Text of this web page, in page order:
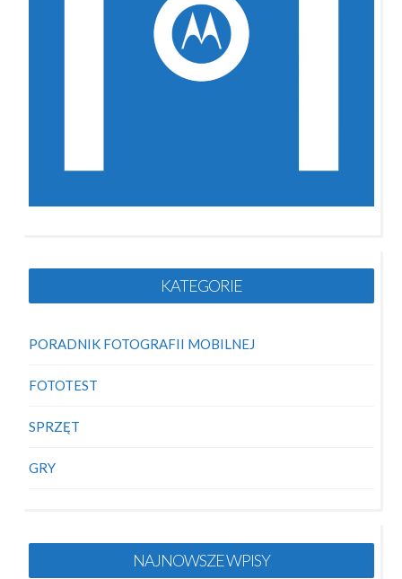
KATEGORIE
PORADNIK FOTOGRAFII MOBILNEJ
FOTOTEST
SPRZĘT
GRY
NAJNOWSZE WPISY